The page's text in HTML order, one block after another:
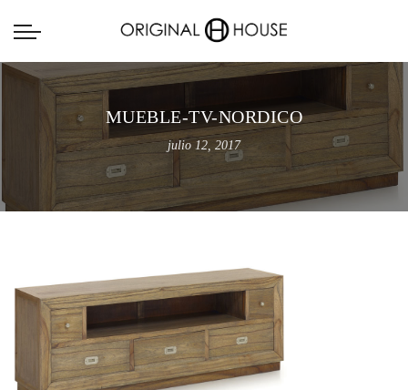
MUEBLE-TV-NORDICO
julio 12, 2017